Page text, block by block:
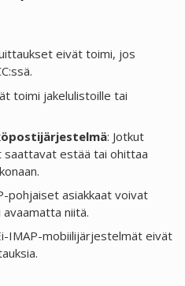
eivät toimi, jos
toimi jakelulistoille tai
: Jotkut
estää tai ohittaa
pohjaiset asiakkaat voivat
niitä.
IMAP-mobiilijärjestelmät eivät